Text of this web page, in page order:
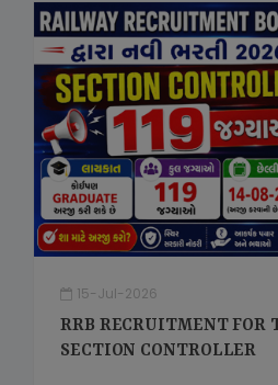
15-Jul-2026
RRB RECRUITMENT FOR
SECTION CONTROLLER